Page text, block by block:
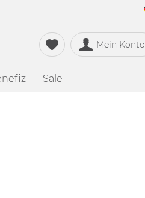
Mein Konto
Sale